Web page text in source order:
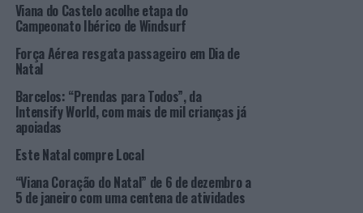
PRÓXIMO
Passeio de Cicloturismo de Pais Natais em Anadia
NÃO PERCA
Setor Extrativo português vence melhor projeto Europeu
de Desenvolvimento Sustentável
Viana do Castelo acolhe etapa do
Campeonato Ibérico de Windsurf
Força Aérea resgata passageiro em Dia de
Natal
Barcelos: “Prendas para Todos”, da
Intensify World, com mais de mil crianças já
apoiadas
Este Natal compre Local
“Viana Coração do Natal” de 6 de dezembro a
5 de janeiro com uma centena de atividades